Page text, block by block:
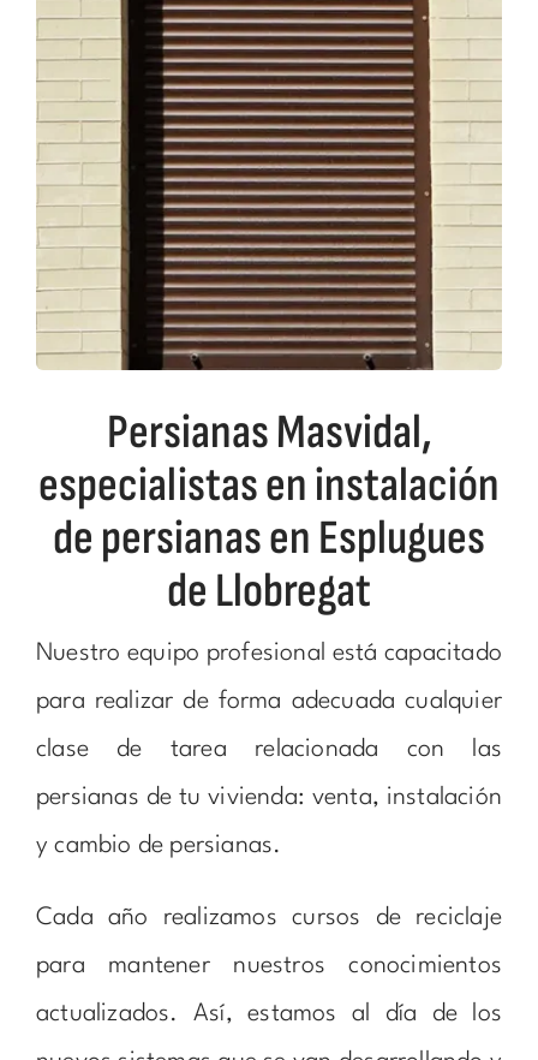
Persianas Masvidal,
especialistas en instalación
de persianas en Esplugues
de Llobregat
Nuestro equipo profesional está capacitado
para realizar de forma adecuada cualquier
clase de tarea relacionada con las
persianas de tu vivienda: venta, instalación
y cambio de persianas.
Cada año realizamos cursos de reciclaje
para mantener nuestros conocimientos
actualizados. Así, estamos al día de los